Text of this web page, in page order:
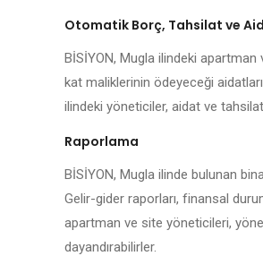
Otomatik Borç, Tahsilat ve
BİSİYON, Mugla ilindeki
kat maliklerinin ödeyeceği
ilindeki yöneticiler, aidat ve
Raporlama
BİSİYON, Mugla ilinde bulunan
Gelir-gider raporları, finansal
apartman ve site yöneticileri,
dayandırabilirler.